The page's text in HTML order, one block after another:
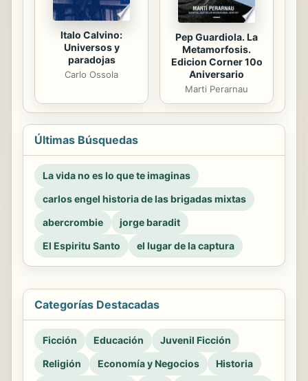
Italo Calvino:
Universos y
paradojas
Carlo Ossola
Pep Guardiola. La
Metamorfosis.
Edicion Corner 10o
Aniversario
Marti Perarnau
Últimas Búsquedas
La vida no es lo que te imaginas
carlos engel historia de las brigadas mixtas
abercrombie
jorge baradit
El Espiritu Santo
el lugar de la captura
Categorías Destacadas
Ficción Educación
Juvenil Ficción
Religión
Economía y Negocios Historia